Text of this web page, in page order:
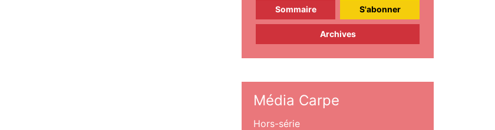
Sommaire S'abonner
Archives
Média Carpe
Hors-série